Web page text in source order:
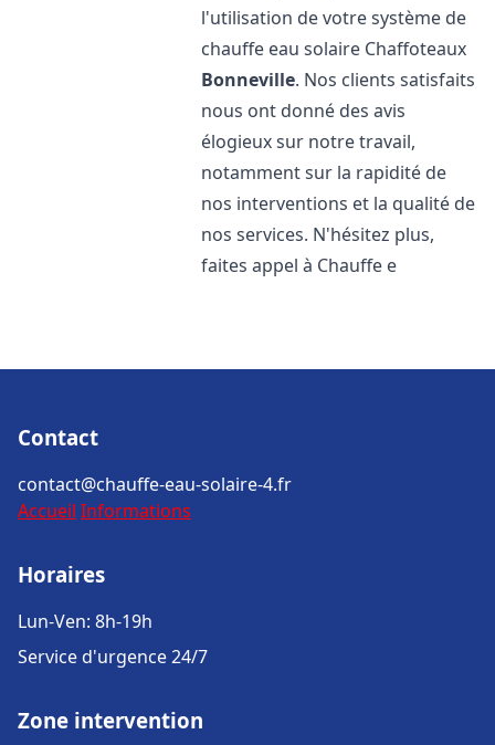
l'utilisation de votre système de
chauffe eau solaire Chaffoteaux
Bonneville. Nos clients satisfaits
nous ont donné des avis
élogieux sur notre travail,
notamment sur la rapidité de
nos interventions et la qualité de
nos services. N'hésitez plus,
faites appel à Chauffe e
Contact
contact@chauffe-eau-solaire-4.fr
Accueil Informations
Horaires
Lun-Ven: 8h-19h
Service d'urgence 24/7
Zone intervention